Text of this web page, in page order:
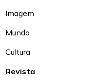
Imagem
Mundo
Cultura
Revista